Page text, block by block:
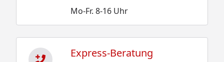
Mo-Fr. 8-16 Uhr
Express-Beratung